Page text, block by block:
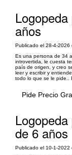
años
Publicado el 28-4-2026
Es una persona de 34
introvertida, le cuesta
país de origen, y creo
leer y escribir y
todo lo que se le pide..
Pide Precio
de 6 años
Publicado el 10-1-2022